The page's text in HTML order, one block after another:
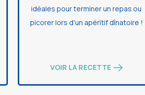
idéales pour terminer un repas ou
picorer lors d'un apéritif dînatoire !
VOIR LA RECETTE